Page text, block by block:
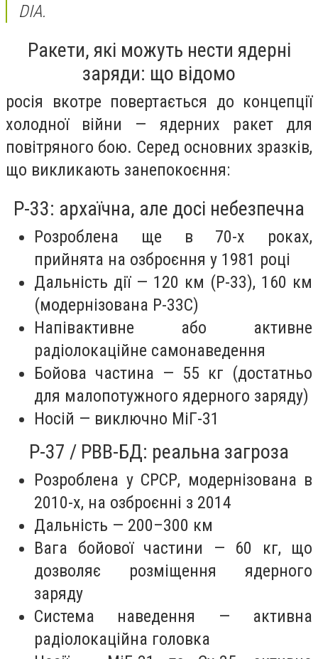
DIA.
Ракети, які можуть нести ядерні
заряди: що відомо
росія вкотре повертається до концепції
холодної війни — ядерних ракет для
повітряного бою. Серед основних зразків,
що викликають занепокоєння:
Р-33: архаїчна, але досі небезпечна
Розроблена ще в 70-х роках,
прийнята на озброєння у 1981 році
Дальність дії — 120 км (Р-33), 160 км
(модернізована Р-33С)
Напівактивне або активне
радіолокаційне самонаведення
Бойова частина — 55 кг (достатньо
для малопотужного ядерного заряду)
Носій — виключно МіГ-31
Р-37 / РВВ-БД: реальна загроза
Розроблена у СРСР, модернізована в
2010-х, на озброєнні з 2014
Дальність — 200–300 км
Вага бойової частини — 60 кг, що
дозволяє розміщення ядерного
заряду
Система наведення — активна
радіолокаційна головка